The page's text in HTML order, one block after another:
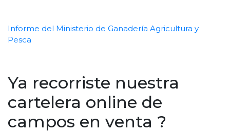
Informe del Ministerio de Ganadería Agricultura y
Pesca
Ya recorriste nuestra
cartelera online de
campos en venta ?